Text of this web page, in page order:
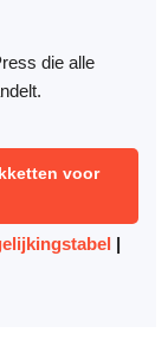
die alle
voor